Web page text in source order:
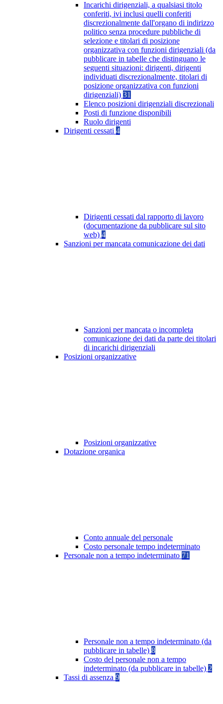
Incarichi dirigenziali, a qualsiasi titolo
conferiti, ivi inclusi quelli conferiti
discrezionalmente dall'organo di indirizzo
politico senza procedure pubbliche di
selezione e titolari di posizione
organizzativa con funzioni dirigenziali (da
pubblicare in tabelle che distinguano le
seguenti situazioni: dirigenti, dirigenti
individuati discrezionalmente, titolari di
posizione organizzativa con funzioni
dirigenziali) 31
Elenco posizioni dirigenziali discrezionali
Posti di funzione disponibili
Ruolo dirigenti
Dirigenti cessati 4
Dirigenti cessati dal rapporto di lavoro
(documentazione da pubblicare sul sito
web) 4
Sanzioni per mancata comunicazione dei dati
Sanzioni per mancata o incompleta
comunicazione dei dati da parte dei titolari
di incarichi dirigenziali
Posizioni organizzative
Posizioni organizzative
Dotazione organica
Conto annuale del personale
Costo personale tempo indeterminato
Personale non a tempo indeterminato 71
Personale non a tempo indeterminato (da
pubblicare in tabelle) 8
Costo del personale non a tempo
indeterminato (da pubblicare in tabelle) 2
Tassi di assenza 9